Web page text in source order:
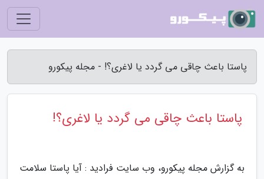
پاستا باعث چاقی می گردد یا لاغری؟! - مجله پیکورو
پاستا باعث چاقی می گردد یا لاغری؟!
به گزارش مجله پیکورو، وب سایت فرادید : آیا پاستا سلامت